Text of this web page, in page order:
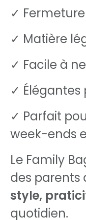
✓
✓ Matière
✓ Facile à
✓ Élégantes
✓ Parfait
week-ends
Le Family
des parents
style,
quotidien.